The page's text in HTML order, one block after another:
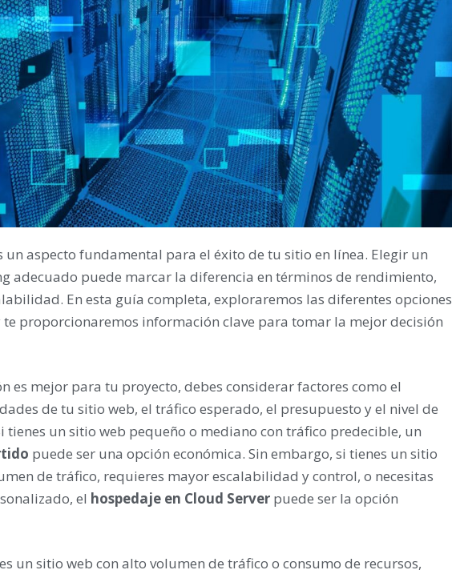
un aspecto fundamental para el éxito de tu sitio en línea. Elegir un
adecuado puede marcar la diferencia en términos de rendimiento,
En esta guía completa, exploraremos las diferentes opciones
te proporcionaremos información clave para tomar la mejor decisión
es mejor para tu proyecto, debes considerar factores como el
de tu sitio web, el tráfico esperado, el presupuesto y el nivel de
tienes un sitio web pequeño o mediano con tráfico predecible, un
puede ser una opción económica. Sin embargo, si tienes un sitio
de tráfico, requieres mayor escalabilidad y control, o necesitas
el hospedaje en Cloud Server puede ser la opción
un sitio web con alto volumen de tráfico o consumo de recursos,